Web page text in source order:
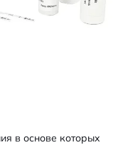
в основе которых